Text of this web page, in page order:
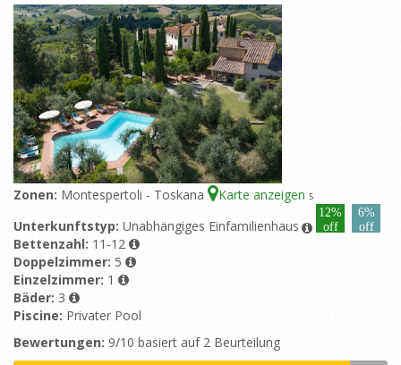
Zonen: Montespertoli - Toskana Karte anzeigen 5
12%
off
6%
off
Unterkunftstyp: Unabhängiges Einfamilienhaus
Bettenzahl: 11-12
Doppelzimmer: 5
Einzelzimmer: 1
Bäder: 3
Piscine: Privater Pool
Bewertungen: 9/10 basiert auf 2 Beurteilung